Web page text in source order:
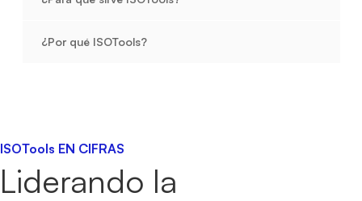
¿Por qué ISOTools?
ISOTools EN CIFRAS
Liderando la